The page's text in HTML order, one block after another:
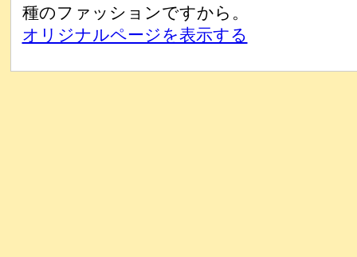
種のファッションですから。
オリジナルページを表示する